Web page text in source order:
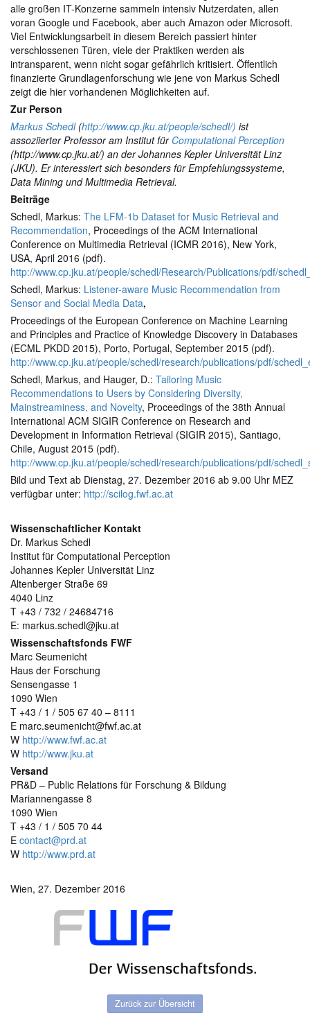
alle großen IT-Konzerne sammeln intensiv Nutzerdaten, allen
voran Google und Facebook, aber auch Amazon oder Microsoft.
Viel Entwicklungsarbeit in diesem Bereich passiert hinter
verschlossenen Türen, viele der Praktiken werden als
intransparent, wenn nicht sogar gefährlich kritisiert. Öffentlich
finanzierte Grundlagenforschung wie jene von Markus Schedl
zeigt die hier vorhandenen Möglichkeiten auf.
Zur Person
Markus Schedl(http://www.cp.jku.at/people/schedl/) ist
assoziierter Professor am Institut für Computational Perception
(http://www.cp.jku.at/) an der Johannes Kepler Universität Linz
(JKU). Er interessiert sich besonders für Empfehlungssysteme,
Data Mining und Multimedia Retrieval.
Beiträge
Schedl, Markus: The LFM-1b Dataset for Music Retrieval and
Recommendation, Proceedings of the ACM International
Conference on Multimedia Retrieval (ICMR 2016), New York,
USA, April 2016 (pdf).
http://www.cp.jku.at/people/schedl/Research/Publications/pdf/
Schedl, Markus: Listener-aware Music Recommendation from
Sensor and Social Media Data,
Proceedings of the European Conference on Machine Learning
and Principles and Practice of Knowledge Discovery in Databases
(ECML PKDD 2015), Porto, Portugal, September 2015 (pdf).
http://www.cp.jku.at/people/schedl/research/publications/pdf/
Schedl, Markus, and Hauger, D.: Tailoring Music
Recommendations to Users by Considering Diversity,
Mainstreaminess, and Novelty, Proceedings of the 38th Annual
International ACM SIGIR Conference on Research and
Development in Information Retrieval (SIGIR 2015), Santiago,
Chile, August 2015 (pdf).
http://www.cp.jku.at/people/schedl/research/publications/pdf/
Bild und Text ab Dienstag, 27. Dezember 2016 ab 9.00 Uhr MEZ
verfügbar unter: http://scilog.fwf.ac.at
Wissenschaftlicher Kontakt
Dr. Markus Schedl
Institut für Computational Perception
Johannes Kepler Universität Linz
Altenberger Straße 69
4040 Linz
T +43 / 732 / 24684716
E: markus.schedl@jku.at
Wissenschaftsfonds FWF
Marc Seumenicht
Haus der Forschung
Sensengasse 1
1090 Wien
T +43 / 1 / 505 67 40 – 8111
E marc.seumenicht@fwf.ac.at
W http://www.fwf.ac.at
W http://www.jku.at
Versand
PR&D – Public Relations für Forschung & Bildung
Mariannengasse 8
1090 Wien
T +43 / 1 / 505 70 44
E contact@prd.at
W http://www.prd.at
Wien, 27. Dezember 2016
Zurück zur Übersicht